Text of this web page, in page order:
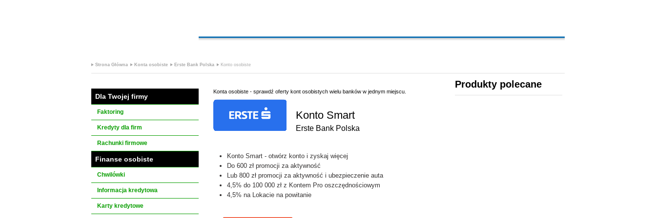
Strona Główna Konta osobiste Erste Bank Polska Konto osobiste
Dla Twojej firmy
Faktoring
Kredyty dla firm
Rachunki firmowe
Finanse osobiste
Chwilówki
Informacja kredytowa
Karty kredytowe
Konta osobiste - sprawdź oferty kont osobistych wielu banków w jednym miejscu.
Konto Smart
Erste Bank Polska
Konto Smart - otwórz konto i zyskaj więcej
Do 600 zł promocji za aktywność
Lub 800 zł promocji za aktywność i ubezpieczenie auta
4,5% do 100 000 zł z Kontem Pro oszczędnościowym
4,5% na Lokacie na powitanie
Produkty polecane